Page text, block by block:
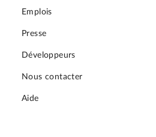
Emplois
Presse
Développeurs
Nous contacter
Aide